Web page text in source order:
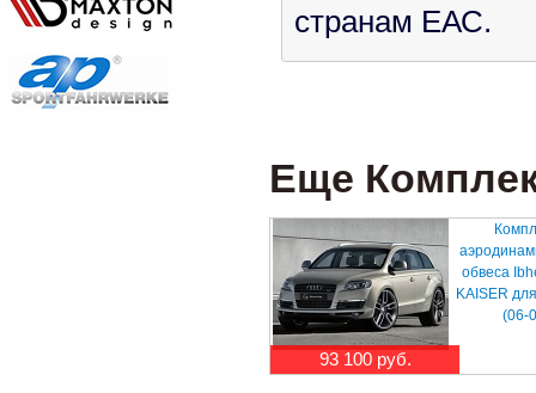
странам ЕАС.
Еще
93 100 руб.
обвеса
KAISER
(06-